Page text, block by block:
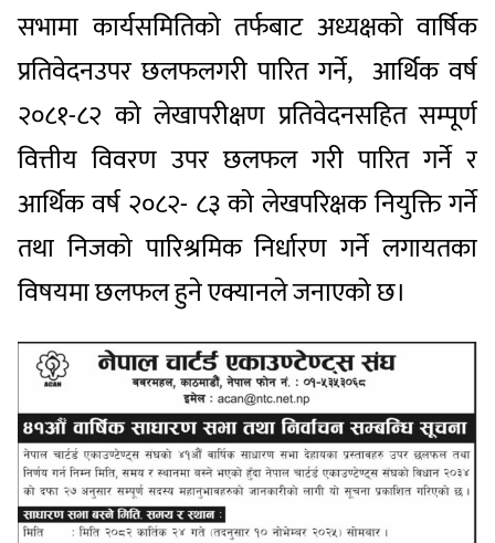
सभामा कार्यसमितिको तर्फबाट अध्यक्षको वार्षिक
प्रतिवेदनउपर छलफलगरी पारित गर्ने, आर्थिक वर्ष
२०८१-८२ को लेखापरीक्षण प्रतिवेदनसहित सम्पूर्ण
वित्तीय विवरण उपर छलफल गरी पारित गर्ने र
आर्थिक वर्ष २०८२- ८३ को लेखपरिक्षक नियुक्ति गर्ने
तथा निजको पारिश्रमिक निर्धारण गर्ने लगायतका
विषयमा छलफल हुने एक्यानले जनाएको छ।